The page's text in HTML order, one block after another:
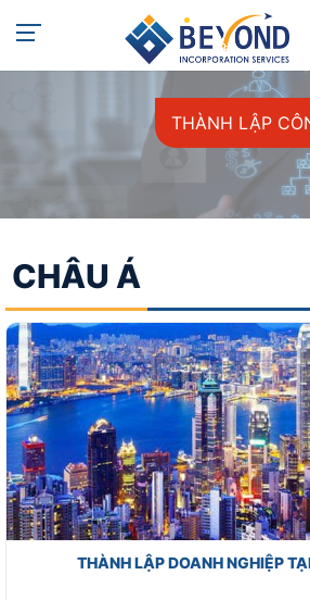
+84 813 405 565
support@beyondincorp.com
THÀNH LẬP
CHÂU Á
THÀNH LẬP DOANH NGHIỆP